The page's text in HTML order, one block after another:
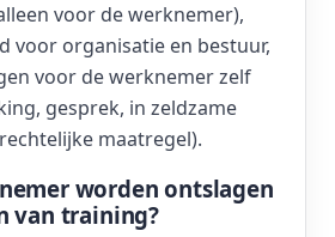
voor de werknemer),
voor organisatie en bestuur,
voor de werknemer zelf
gesprek, in zeldzame
maatregel).
worden ontslagen
van training?